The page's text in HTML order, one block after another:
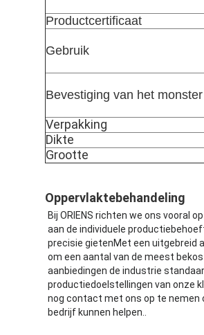
Productcertificaat
Gebruik
Bevestiging van het monster
Verpakking
Dikte
Grootte
Oppervlaktebehandeling
Bij ORIENS richten we ons vooral
aan de individuele
precisie gietenMet een uitgebreid
om een aantal van de meest
aanbiedingen de industrie
productiedoelstellingen van onze
nog contact met ons op te nemen
bedrijf kunnen helpen..